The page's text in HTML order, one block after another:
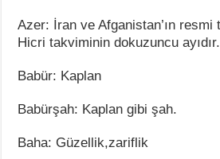
Azer: İran ve Afganistan’ın
Hicri takviminin dokuzuncu ayıdır.
Babür: Kaplan
Babürşah: Kaplan gibi şah.
Baha: Güzellik,zariflik